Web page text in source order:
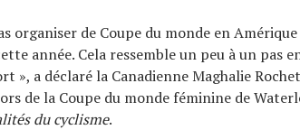
organiser de Coupe du monde en
année. Cela ressemble un peu à un pas
», a déclaré la Canadienne Maghalie
de la Coupe du monde féminine de
du cyclisme.